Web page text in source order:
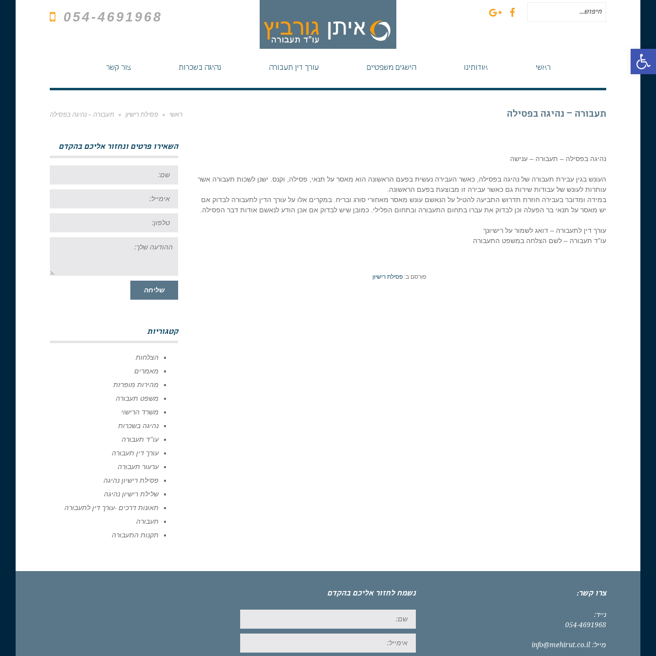
פתח סרגל נגישות
054-4691968
ראשי אודותינו הישגים משפטיים עורך דין תעבורה נהיגה בשכרות צור קשר
תעבורה – נהיגה בפסילה ראשי » פסילת רישיון » תעבורה – נהיגה בפסילה
נהיגה בפסילה – תעבורה – ענישה
העונש בגין עבירת תעבורה של נהיגה בפסילה, כאשר העבירה נעשית בפעם הראשונה הוא מאסר על תנאי, פסילה, וקנס. ישנן לשכות תעבורה אשר
עותרות לעונש של עבודות שירות גם כאשר עבירה זו מבוצעת בפעם הראשונה.
במידה ומדובר בעבירה חוזרת תדרוש התביעה להטיל על הנאשם עונש מאסר מאחורי סורג ובריח. במקרים אלו על עורך הדין לתעבורה לבדוק אם
יש מאסר על תנאי בר הפעלה וכן לבדוק את עברו בתחום התעבורה ובתחום הפלילי. כמובן שיש לבדוק אם אכן הודע לנאשם אודות דבר הפסילה.
עורך דין לתעבורה – דואג לשמור על רישיונך
עו"ד תעבורה – לשם הצלחה במשפט התעבורה
פורסם ב: פסילת רישיון
השאירו פרטים ונחזור אליכם בהקדם
שלך:
שליחה
קטגוריות
הצלחות
מאמרים
מהירות מופרזת
משפט תעבורה
משרד הרישוי
נהיגה בשכרות
עו"ד תעבורה
עורך דין תעבורה
ערעור תעבורה
פסילת רישיון נהיגה
שלילת רישיון נהיגה
תאונות דרכים -עורך דין לתעבורה
תעבורה
תקנות התעבורה
צרו קשר:
נייד:
054-4691968
מייל: info@mehirut.co.il
נשמח לחזור אליכם בהקדם